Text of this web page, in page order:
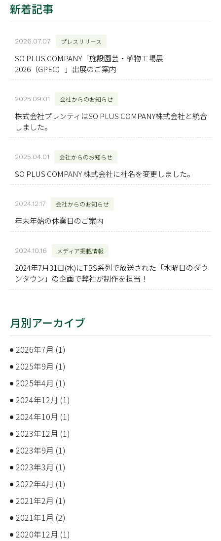
新着記事
2026.07.07 プレスリリース
SO PLUS COMPANY「施設園芸・植物工場展
2026（GPEC）」出展のご案内
2025.09.01 会社からのお知らせ
株式会社プレンティはSO PLUS COMPANY株式会社と統合
しました。
2025.04.01 会社からのお知らせ
SO PLUS COMPANY 株式会社に社名を変更しました。
2024.12.17 会社からのお知らせ
年末年始の休業日のご案内
2024.10.16 メディア掲載情報
2024年7月31日(水)にTBS系列で放送された「水曜日のダウ
ンタウン」の企画で弊社が制作を担当！
月別アーカイブ
2026年7月 (1)
2025年9月 (1)
2025年4月 (1)
2024年12月 (1)
2024年10月 (1)
2023年12月 (1)
2023年9月 (1)
2023年3月 (1)
2022年4月 (1)
2021年2月 (1)
2021年1月 (2)
2020年12月 (1)